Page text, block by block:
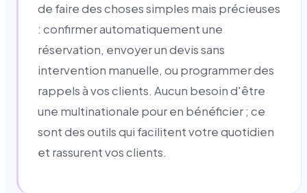
de faire des choses simples mais précieuses
: confirmer automatiquement une
réservation, envoyer un devis sans
intervention manuelle, ou programmer des
rappels à vos clients. Aucun besoin d'être
une multinationale pour en bénéficier ; ce
sont des outils qui facilitent votre quotidien
et rassurent vos clients.